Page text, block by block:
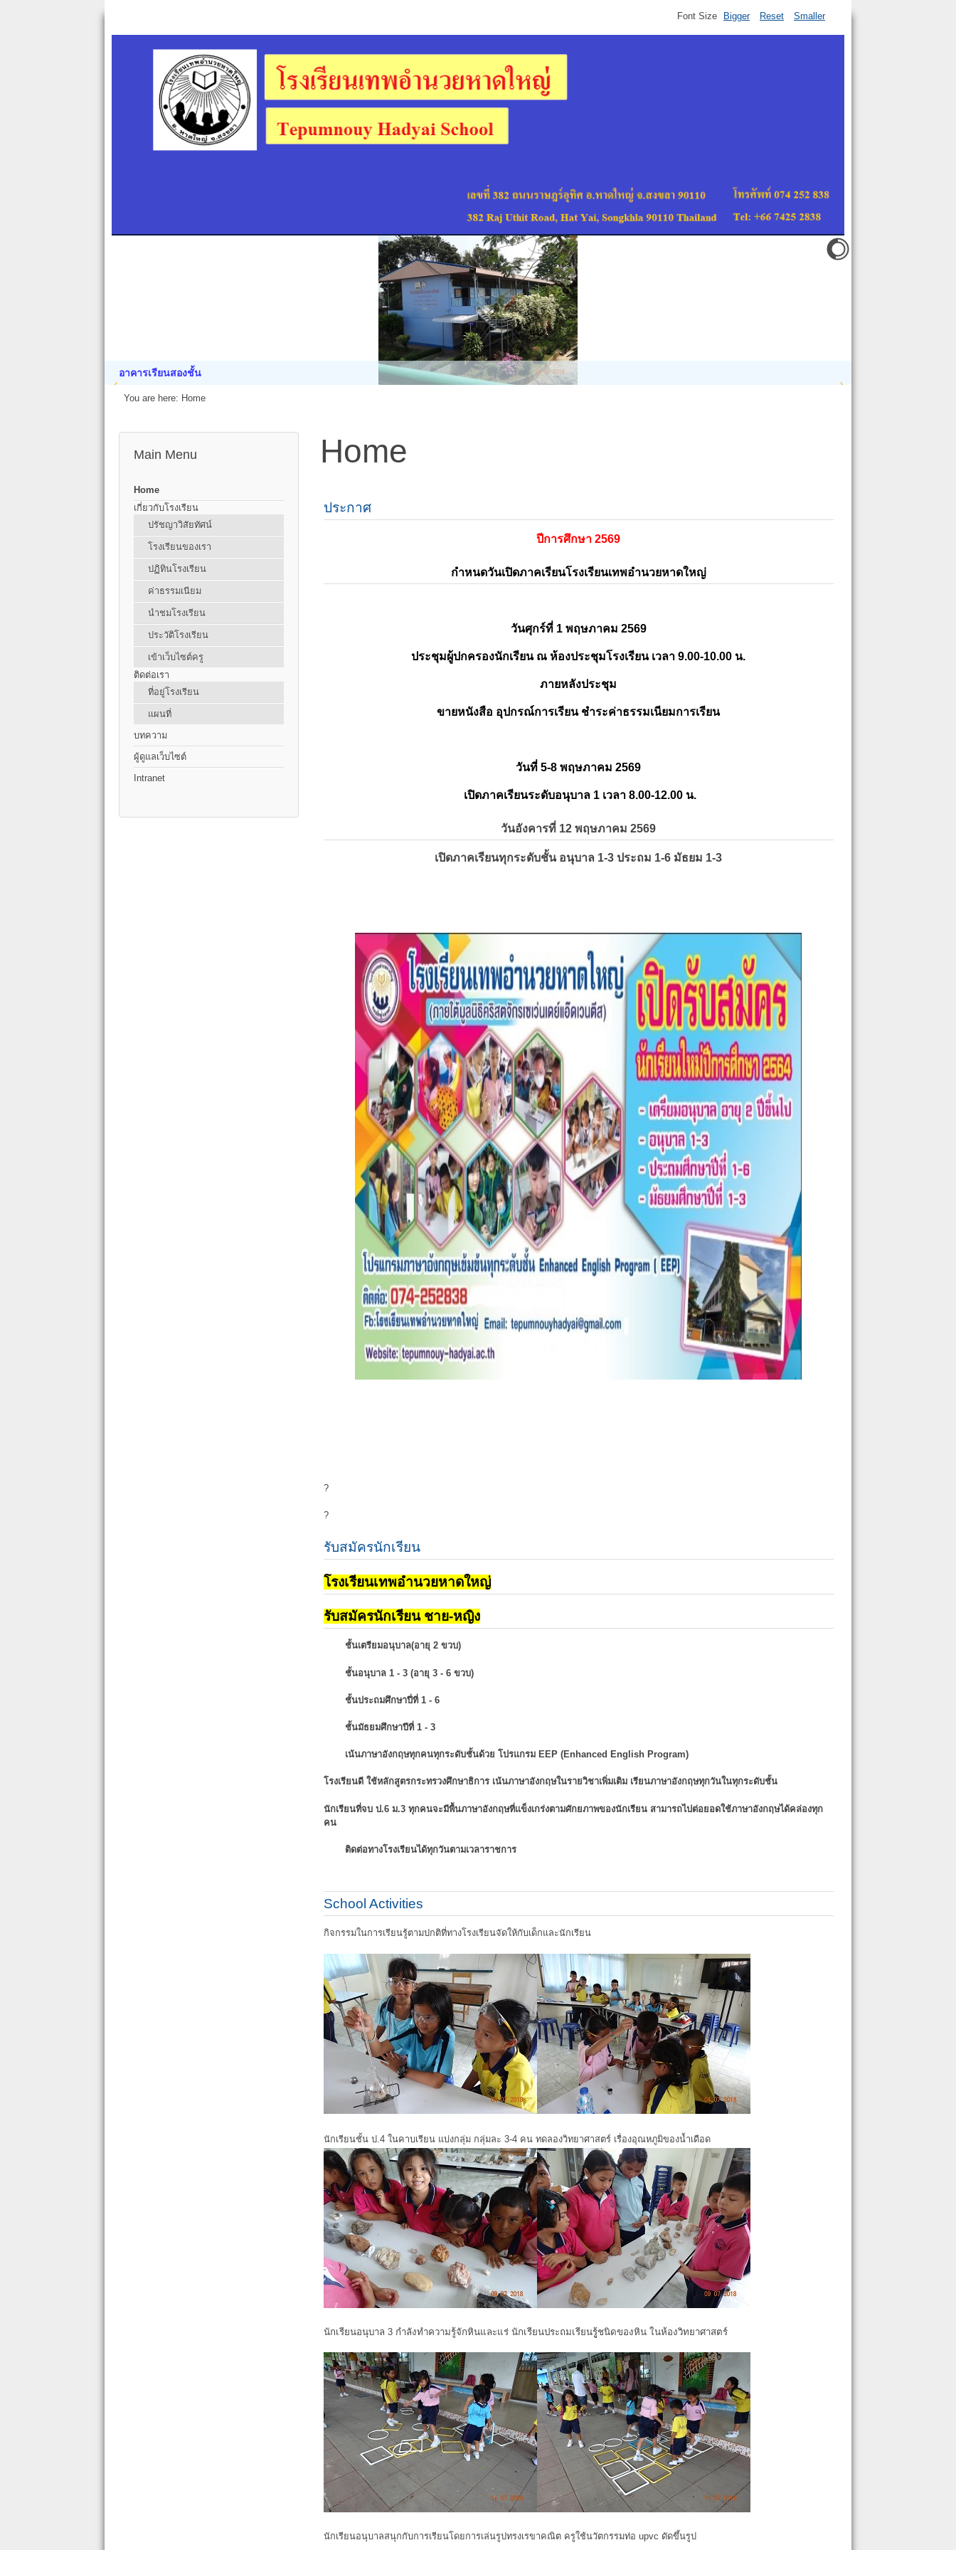
อาคารเรียนสองชั้น
Font Size Bigger Reset Smaller
You are here: Home
Main Menu
Home
เกี่ยวกับโรงเรียน
ปรัชญาวิสัยทัศน์
โรงเรียนของเรา
ปฏิทินโรงเรียน
ค่าธรรมเนียม
นำชมโรงเรียน
ประวัติโรงเรียน
เข้าเว็บไซต์ครู
ติดต่อเรา
ที่อยู่โรงเรียน
แผนที่
บทความ
ผู้ดูแลเว็บไซต์
Intranet
Home
ประกาศ
ปีการศึกษา 2569
กำหนดวันเปิดภาคเรียนโรงเรียนเทพอำนวยหาดใหญ่
วันศุกร์ที่ 1 พฤษภาคม 2569
ประชุมผู้ปกครองนักเรียน ณ ห้องประชุมโรงเรียน เวลา 9.00-10.00 น.
ภายหลังประชุม
ขายหนังสือ อุปกรณ์การเรียน ชำระค่าธรรมเนียมการเรียน
วันที่ 5-8 พฤษภาคม 2569
เปิดภาคเรียนระดับอนุบาล 1 เวลา 8.00-12.00 น.
วันอังคารที่ 12 พฤษภาคม 2569
เปิดภาคเรียนทุกระดับชั้น อนุบาล 1-3 ประถม 1-6 มัธยม 1-3
?
?
รับสมัครนักเรียน
โรงเรียนเทพอำนวยหาดใหญ่
รับสมัครนักเรียน ชาย-หญิง
ชั้นเตรียมอนุบาล(อายุ 2 ขวบ)
ชั้นอนุบาล 1 - 3 (อายุ 3 - 6 ขวบ)
ชั้นประถมศึกษาปี่ที่ 1 - 6
ชั้นมัธยมศึกษาปีที่ 1 - 3
เน้นภาษาอังกฤษทุกคนทุกระดับชั้นด้วย โปรแกรม EEP (Enhanced English Program)
โรงเรียนดี ใช้หลักสูตรกระทรวงศึกษาธิการ เน้นภาษาอังกฤษในรายวิชาเพิ่มเติม เรียนภาษาอังกฤษทุกวันในทุกระดับชั้น
นักเรียนที่จบ ป.6 ม.3 ทุกคนจะมีพื้นภาษาอังกฤษที่แข็งเกร่งตามศักยภาพของนักเรียน สามารถไปต่อยอดใช้ภาษาอังกฤษได้คล่องทุก
คน
ติดต่อทางโรงเรียนได้ทุกวันตามเวลาราชการ
School Activities
กิจกรรมในการเรียนรู้ตามปกติที่ทางโรงเรียนจัดให้กับเด็กและนักเรียน
นักเรียนชั้น ป.4 ในคาบเรียน แบ่งกลุ่ม กลุ่มละ 3-4 คน ทดลองวิทยาศาสตร์ เรื่องอุณหภูมิของน้ำเดือด
นักเรียนอนุบาล 3 กำลังทำความรู้จักหินและแร่ นักเรียนประถมเรียนรูู้ชนิดของหิน ในห้องวิทยาศาสตร์
นักเรียนอนุบาลสนุกกับการเรียนโดยการเล่นรูปทรงเรขาคณิต ครูใช้นวัตกรรมท่อ upvc ดัดขึ้นรูป